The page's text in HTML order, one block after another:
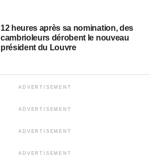
12 heures après sa nomination, des
cambrioleurs dérobent le nouveau
président du Louvre
ADVERTISEMENT
ADVERTISEMENT
ADVERTISEMENT
ADVERTISEMENT